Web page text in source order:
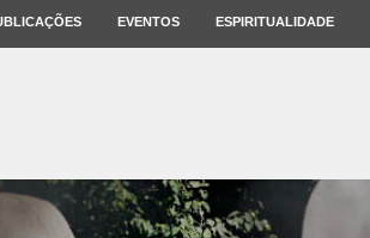
EVENTOS ESPIRITUALIDADE